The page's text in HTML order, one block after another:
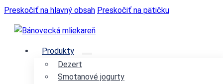
Preskočiť na hlavný obsah Preskočiť na pätičku
Produkty
Dezert
Smotanové jogurty